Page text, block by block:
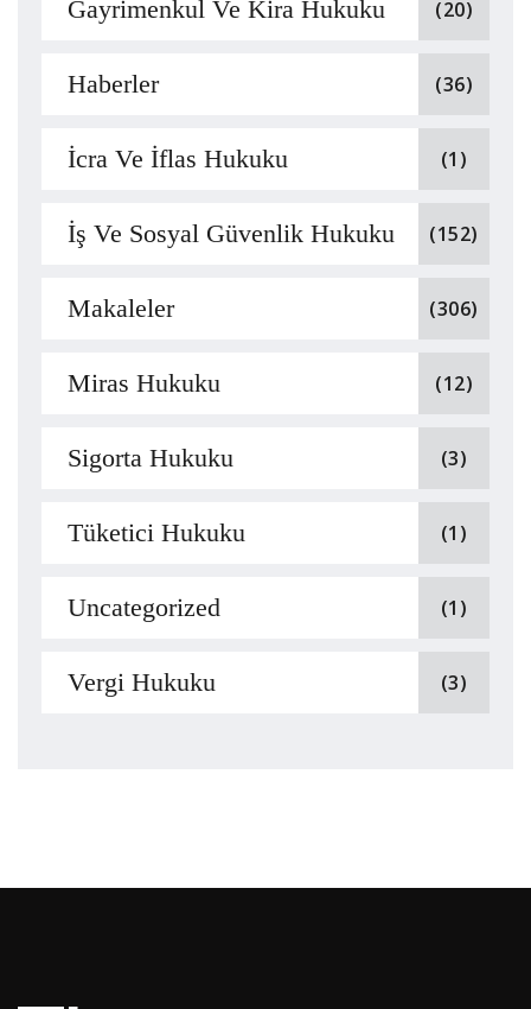
Gayrimenkul Ve Kira Hukuku (20)
Haberler (36)
İcra Ve İflas Hukuku (1)
İş Ve Sosyal Güvenlik Hukuku (152)
Makaleler (306)
Miras Hukuku (12)
Sigorta Hukuku (3)
Tüketici Hukuku (1)
Uncategorized (1)
Vergi Hukuku (3)